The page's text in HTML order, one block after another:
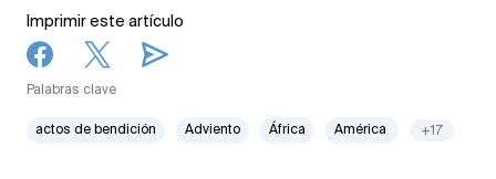
Imprimir este artículo
Palabras clave
actos de bendición Adviento África América +17